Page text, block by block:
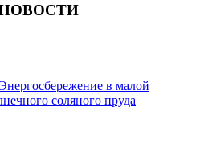
в малой
соляного пруда